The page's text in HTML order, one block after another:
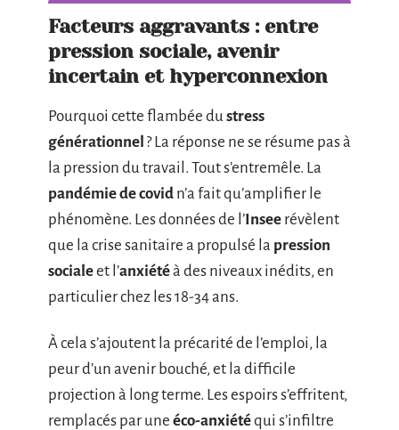
Facteurs aggravants : entre
pression sociale, avenir
incertain et hyperconnexion
Pourquoi cette flambée dustress
générationnel ? La réponse ne se résume pas à
la pression du travail. Tout s’entremêle. La
pandémie de covid n’a fait qu’amplifier le
phénomène. Les données de l’Insee révèlent
que la crise sanitaire a propulsé la pression
socialeet l’anxiétéà des niveaux inédits, en
particulier chez les 18-34 ans.
À cela s’ajoutent la précarité de l’emploi, la
peur d’un avenir bouché, et la difficile
projection à long terme. Les espoirs s’effritent,
remplacés par une éco-anxiétéqui s’infiltre